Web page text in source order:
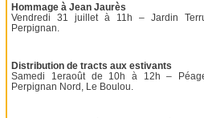
Hommage à Jean Jaurès
Vendredi 31 juillet à 11h – Jardin
Perpignan.
Distribution de tracts aux estivants
Samedi 1eraoût de 10h à 12h –
Perpignan Nord, Le Boulou.